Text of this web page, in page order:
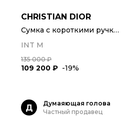
CHRISTIAN DIOR
Сумка с короткими ручками
INT M
135 000 ₽
109 200 ₽ -19%
Д
Думаяющая голова
Частный продавец